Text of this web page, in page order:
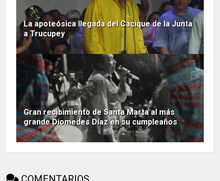
La apoteósica llegada del Cacique de la Junta
a Trucupey
Gran recibimiento de Santa Marta al más
grande Diomedes Díaz en su cumpleaños